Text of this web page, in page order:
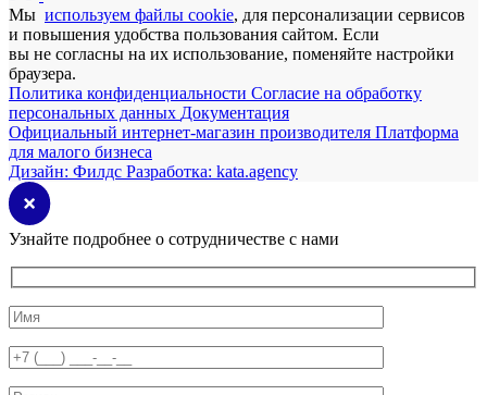
Мы используем файлы cookie, для персонализации сервисов
и повышения удобства пользования сайтом. Если
вы не согласны на их использование, поменяйте настройки
браузера.
Политика конфиденциальности Согласие на обработку
персональных данных Документация
Официальный интернет-магазин производителя Платформа
для малого бизнеса
Дизайн: Филдс Разработка: kata.agency
Узнайте подробнее о сотрудничестве с нами